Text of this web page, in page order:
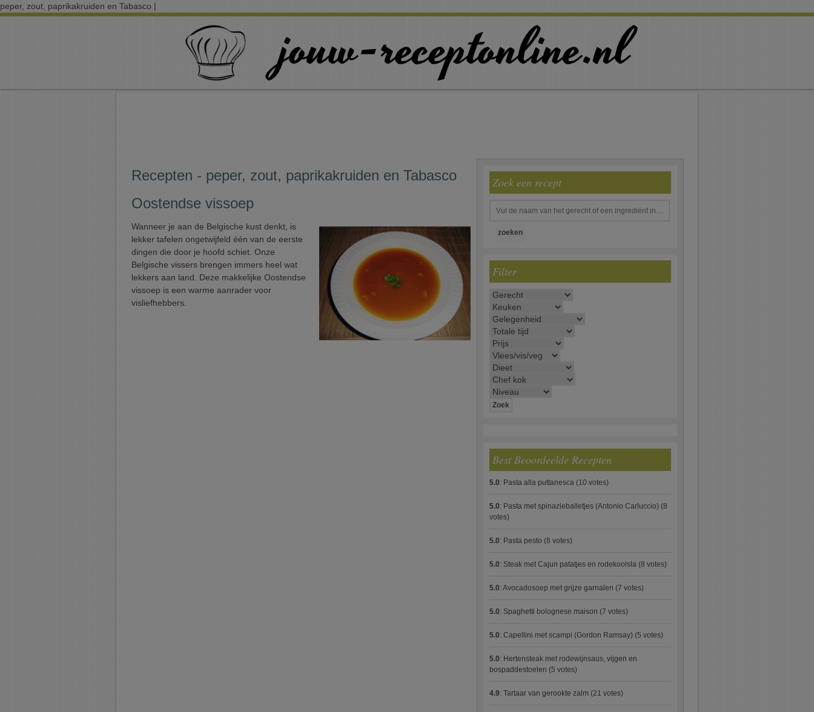
peper, zout, paprikakruiden en Tabasco |
Recepten - peper, zout, paprikakruiden en Tabasco
Oostendse vissoep
Wanneer je aan de Belgische kust denkt, is
lekker tafelen ongetwijfeld één van de eerste
dingen die door je hoofd schiet. Onze
Belgische vissers brengen immers heel wat
lekkers aan land. Deze makkelijke Oostendse
vissoep is een warme aanrader voor
visliefhebbers.
Zoek een recept
Filter
Best Beoordeelde Recepten
5.0: Pasta alla puttanesca (10 votes)
5.0: Pasta met spinazieballetjes (Antonio Carluccio) (8
votes)
5.0: Pasta pesto (8 votes)
5.0: Steak met Cajun patatjes en rodekoolsla (8 votes)
5.0: Avocadosoep met grijze garnalen (7 votes)
5.0: Spaghetti bolognese maison (7 votes)
5.0: Capellini met scampi (Gordon Ramsay) (5 votes)
5.0: Hertensteak met rodewijnsaus, vijgen en
bospaddestoelen (5 votes)
4.9: Tartaar van gerookte zalm (21 votes)